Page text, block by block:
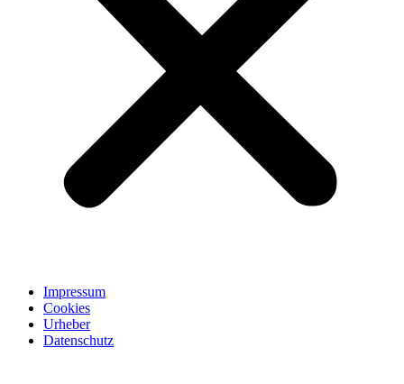
Impressum
Cookies
Urheber
Datenschutz